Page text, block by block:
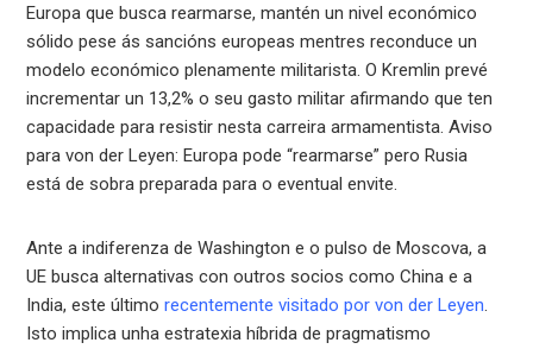
Europa que busca rearmarse, mantén un nivel económico
sólido pese ás sancións europeas mentres reconduce un
modelo económico plenamente militarista. O Kremlin prevé
incrementar un 13,2% o seu gasto militar afirmando que ten
capacidade para resistir nesta carreira armamentista. Aviso
para von der Leyen: Europa pode “rearmarse” pero Rusia
está de sobra preparada para o eventual envite.
Ante a indiferenza de Washington e o pulso de Moscova, a
UE busca alternativas con outros socios como China e a
India, este últimorecentemente visitado por von der Leyen.
Isto implica unha estratexia híbrida de pragmatismo